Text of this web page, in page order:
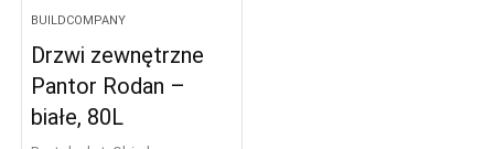
BUILDCOMPANY
Drzwi zewnętrzne
Pantor Rodan –
białe, 80L